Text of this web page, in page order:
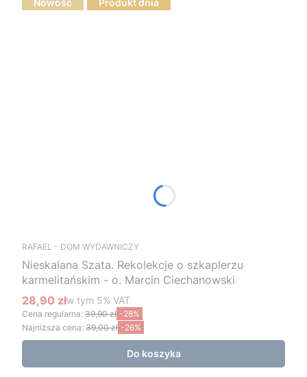
Nowość Produkt dnia
RAFAEL - DOM WYDAWNICZY
Nieskalana Szata. Rekolekcje o szkaplerzu
karmelitańskim - o. Marcin Ciechanowski
Cena promocyjna brutto
28,90 złw tym %s VAT
w tym 5% VAT
Cena regularna: 39,90 zł -28%
Najniższa cena: 39,00 zł -26%
Do koszyka